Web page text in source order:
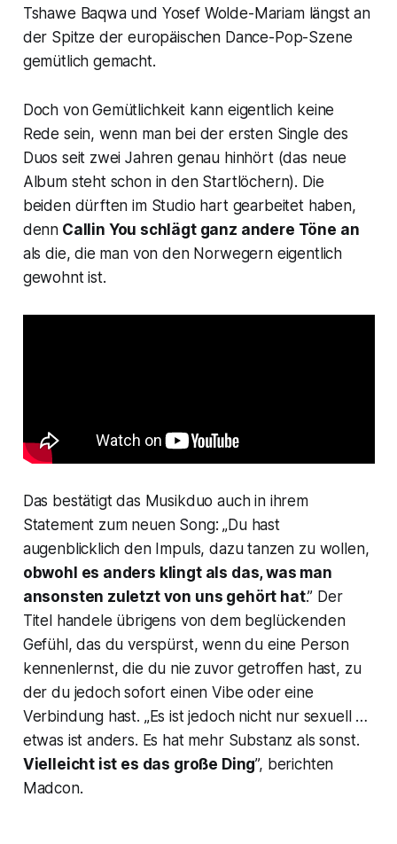
Tshawe Baqwa und Yosef Wolde-Mariam längst an
der Spitze der europäischen Dance-Pop-Szene
gemütlich gemacht.
Doch von Gemütlichkeit kann eigentlich keine
Rede sein, wenn man bei der ersten Single des
Duos seit zwei Jahren genau hinhört (das neue
Album steht schon in den Startlöchern). Die
beiden dürften im Studio hart gearbeitet haben,
denn Callin You schlägt ganz andere Töne an
als die, die man von den Norwegern eigentlich
gewohnt ist.
Das bestätigt das Musikduo auch in ihrem
Statement zum neuen Song: „Du hast
augenblicklich den Impuls, dazu tanzen zu wollen,
obwohl es anders klingt als das, was man
ansonsten zuletzt von uns gehört hat.” Der
Titel handele übrigens von dem beglückenden
Gefühl, das du verspürst, wenn du eine Person
kennenlernst, die du nie zuvor getroffen hast, zu
der du jedoch sofort einen Vibe oder eine
Verbindung hast. „Es ist jedoch nicht nur sexuell …
etwas ist anders. Es hat mehr Substanz als sonst.
Vielleicht ist es das große Ding”, berichten
Madcon.